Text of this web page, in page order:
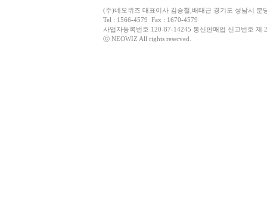
(주)네오위즈 대표이사 김승철,배태근 경기도 성남시 분
Tel : 1566-4579 Fax : 1670-4579
사업자등록번호 120-87-14245 통신판매업 신고번호 제
ⓒ NEOWIZ All rights reserved.